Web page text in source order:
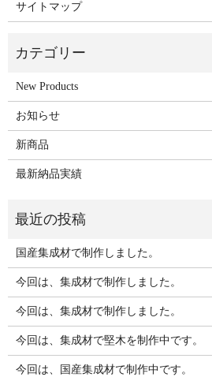
サイトマップ
New Products
お知らせ
新商品
最新納品実績
国産集成材で制作しました。
今回は、集成材で制作しました。
今回は、集成材で制作しました。
今回は、集成材で堅木を制作中です。
今回は、国産集成材で制作中です。